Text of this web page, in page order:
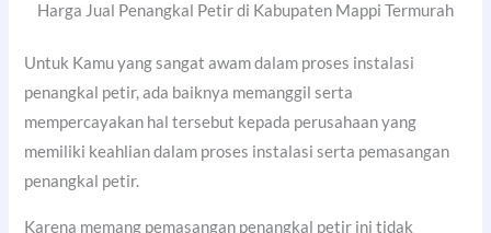
Harga Jual Penangkal Petir di Kabupaten Mappi Termurah
Untuk Kamu yang sangat awam dalam proses instalasi
penangkal petir, ada baiknya memanggil serta
mempercayakan hal tersebut kepada perusahaan yang
memiliki keahlian dalam proses instalasi serta pemasangan
penangkal petir.
Karena memang pemasangan penangkal petir ini tidak